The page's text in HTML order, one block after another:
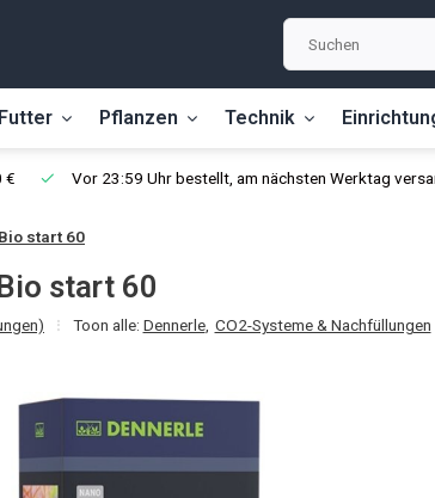
Futter Pflanzen Technik
€ Vor 23:59 Uhr bestellt, am nächsten Werktag
start 60
start 60
Toon alle: Dennerle, CO2-Systeme & Nachfüllungen